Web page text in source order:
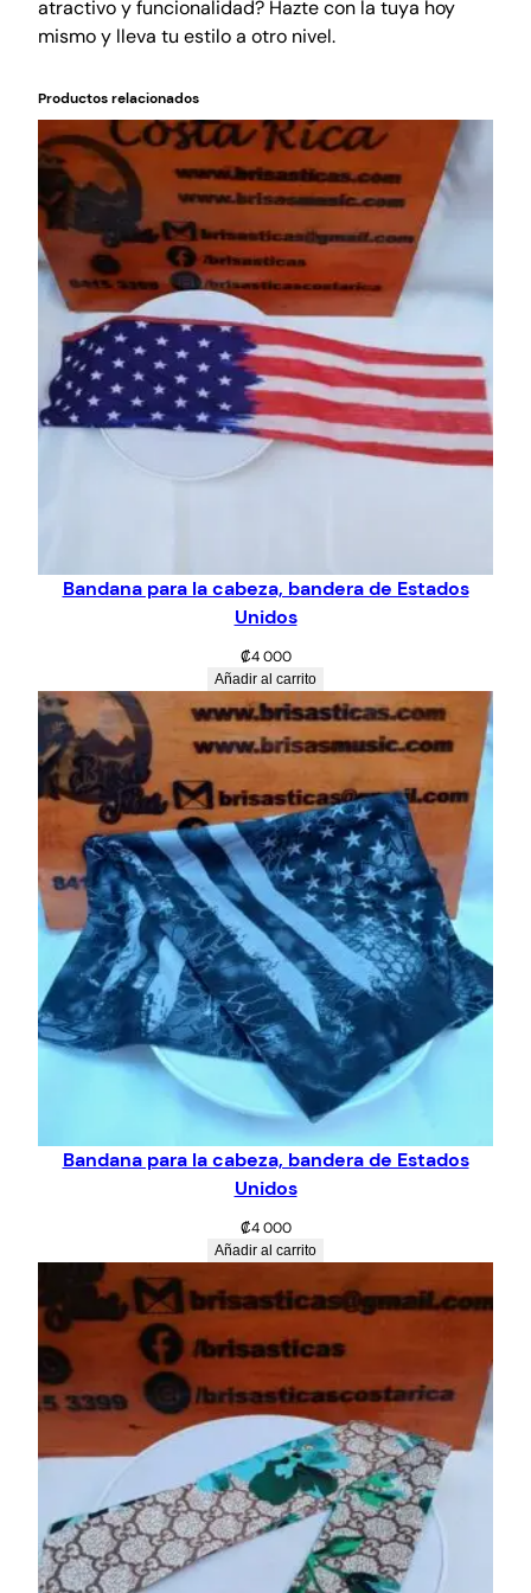
atractivo y funcionalidad? Hazte con la tuya hoy
mismo y lleva tu estilo a otro nivel.
Productos relacionados
Bandana para la cabeza, bandera de Estados
Unidos
₡4 000
Añadir al carrito
Bandana para la cabeza, bandera de Estados
Unidos
₡4 000
Añadir al carrito